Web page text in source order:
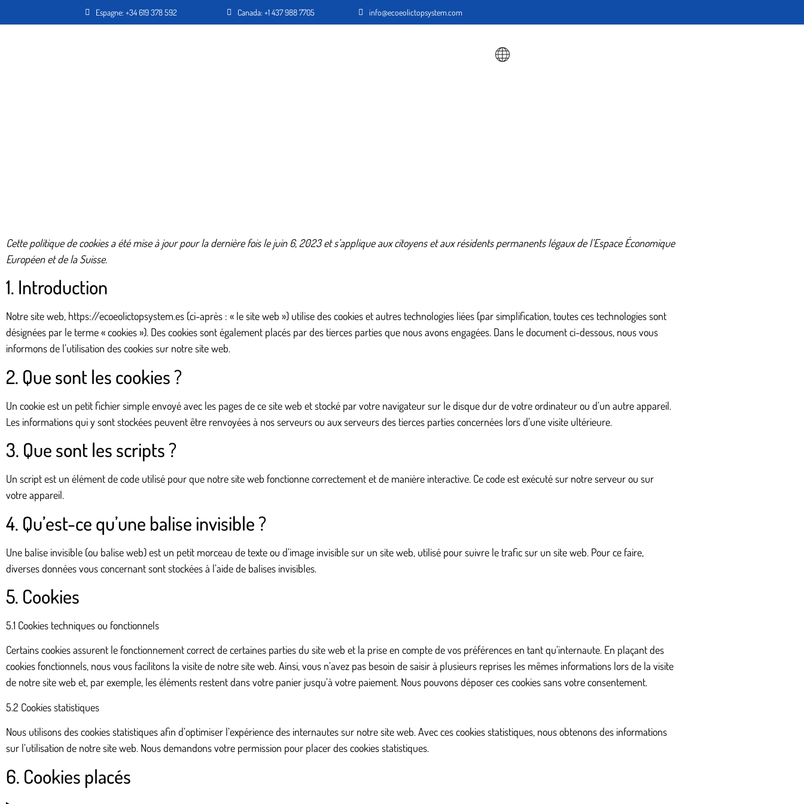
Espagne: +34 619 378 592 Canada: +1 437 988 7705 info@ecoeolictopsystem.com
Cette politique de cookies a été mise à jour pour la dernière fois le juin 6, 2023 et s’applique aux citoyens et aux résidents permanents légaux de l’Espace Économique
Européen et de la Suisse.
1. Introduction
Notre site web, https://ecoeolictopsystem.es (ci-après : « le site web ») utilise des cookies et autres technologies liées (par simplification, toutes ces technologies sont
désignées par le terme « cookies »). Des cookies sont également placés par des tierces parties que nous avons engagées. Dans le document ci-dessous, nous vous
informons de l’utilisation des cookies sur notre site web.
2. Que sont les cookies ?
Un cookie est un petit fichier simple envoyé avec les pages de ce site web et stocké par votre navigateur sur le disque dur de votre ordinateur ou d’un autre appareil.
Les informations qui y sont stockées peuvent être renvoyées à nos serveurs ou aux serveurs des tierces parties concernées lors d’une visite ultérieure.
3. Que sont les scripts ?
Un script est un élément de code utilisé pour que notre site web fonctionne correctement et de manière interactive. Ce code est exécuté sur notre serveur ou sur
votre appareil.
4. Qu’est-ce qu’une balise invisible ?
Une balise invisible (ou balise web) est un petit morceau de texte ou d’image invisible sur un site web, utilisé pour suivre le trafic sur un site web. Pour ce faire,
diverses données vous concernant sont stockées à l’aide de balises invisibles.
5. Cookies
5.1 Cookies techniques ou fonctionnels
Certains cookies assurent le fonctionnement correct de certaines parties du site web et la prise en compte de vos préférences en tant qu’internaute. En plaçant des
cookies fonctionnels, nous vous facilitons la visite de notre site web. Ainsi, vous n’avez pas besoin de saisir à plusieurs reprises les mêmes informations lors de la visite
de notre site web et, par exemple, les éléments restent dans votre panier jusqu’à votre paiement. Nous pouvons déposer ces cookies sans votre consentement.
5.2 Cookies statistiques
Nous utilisons des cookies statistiques afin d’optimiser l’expérience des internautes sur notre site web. Avec ces cookies statistiques, nous obtenons des informations
sur l’utilisation de notre site web. Nous demandons votre permission pour placer des cookies statistiques.
6. Cookies placés